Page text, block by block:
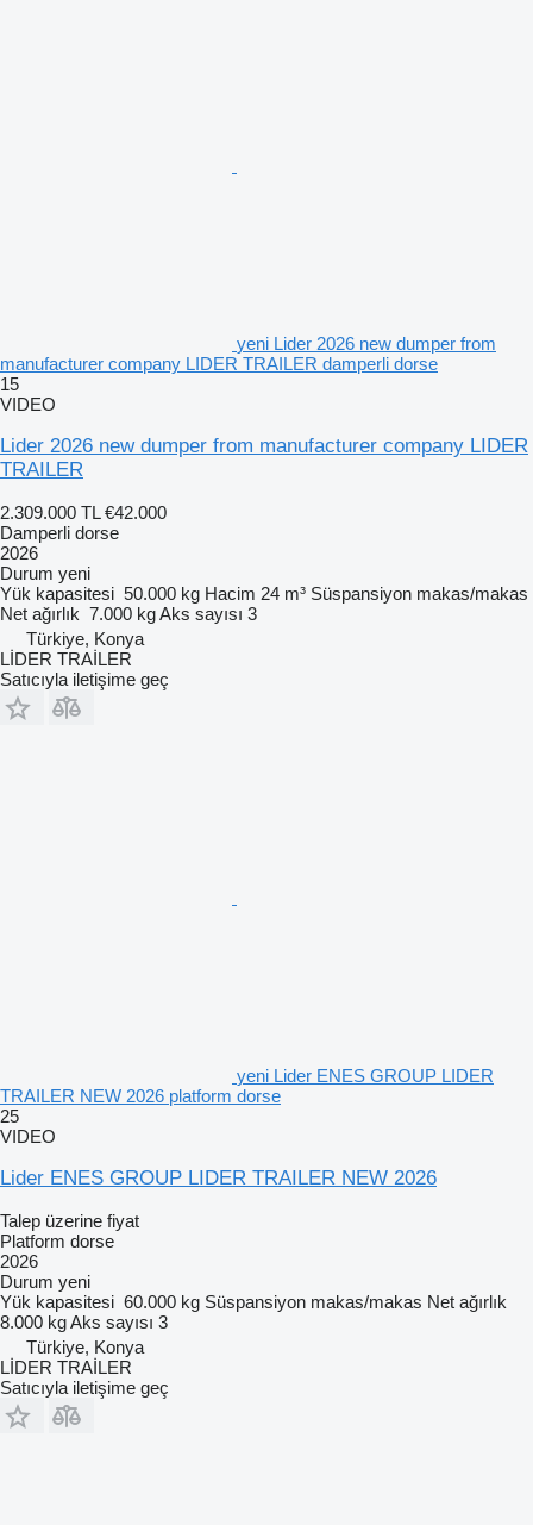
yeni Lider 2026 new dumper from
manufacturer company LIDER TRAILER damperli dorse
15
VIDEO
Lider 2026 new dumper from manufacturer company LIDER
TRAILER
2.309.000 TL €42.000
Damperli dorse
2026
Durum yeni
Yük kapasitesi 50.000 kg Hacim 24 m³ Süspansiyon makas/makas
Net ağırlık 7.000 kgAks sayısı 3
Türkiye, Konya
LİDER TRAİLER
Satıcıyla iletişime geç
yeni Lider ENES GROUP LIDER
TRAILER NEW 2026 platform dorse
25
VIDEO
Lider ENES GROUP LIDER TRAILER NEW 2026
Talep üzerine fiyat
Platform dorse
2026
Durum yeni
Yük kapasitesi 60.000 kg Süspansiyon makas/makas Net ağırlık
8.000 kgAks sayısı 3
Türkiye, Konya
LİDER TRAİLER
Satıcıyla iletişime geç